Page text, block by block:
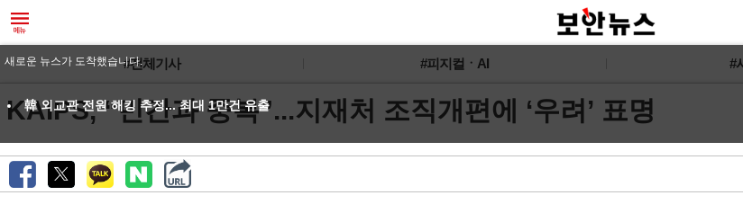
#전체기사 #피지컬ㆍAI #
KAIPS, “민간과 중복”...지재처 조직개편에 ‘우려’ 표명
새로운 뉴스가 도착했습니다.
韓 외교관 전원 해킹 추정... 최대 1만건 유출